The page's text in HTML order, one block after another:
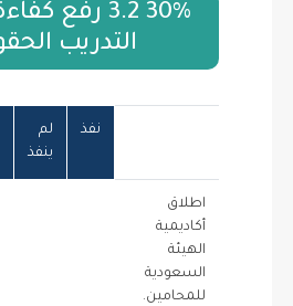
30% 3.2 رفع
التدريب
نفذ
ينفذ
اطلاق
أكاديمية
الهيئة
السعودية
للمحامين.